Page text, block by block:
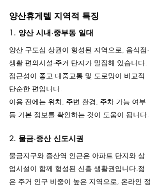
양산휴게텔 지역적 특징
1. 양산 시내·중부동 일대
양산 구도심 상권이 형성된 지역으로, 음식점·
생활 편의시설·주거 단지가 밀집해 있습니다.
접근성이 좋고 대중교통 및 도로망이 비교적
단순한 편입니다.
이용 전에는 위치, 주변 환경, 주차 가능 여부
등 기본 정보를 확인하는 것이 도움이 됩니다.
2. 물금·증산 신도시권
물금지구와 증산역 인근은 아파트 단지와 상
업시설이 함께 형성된 신흥 생활권입니다.젊
은 주거 인구 비중이 높은 지역으로, 온라인 정